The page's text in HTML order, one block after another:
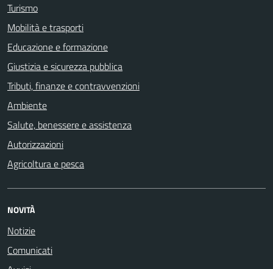
Turismo
Mobilità e trasporti
Educazione e formazione
Giustizia e sicurezza pubblica
Tributi, finanze e contravvenzioni
Ambiente
Salute, benessere e assistenza
Autorizzazioni
Agricoltura e pesca
NOVITÀ
Notizie
Comunicati